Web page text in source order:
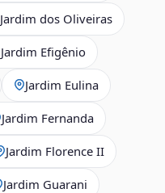
Jardim dos Oliveiras
Jardim Efigênio
Jardim Eulina
Jardim Fernanda
Jardim Florence II
Jardim Guarani